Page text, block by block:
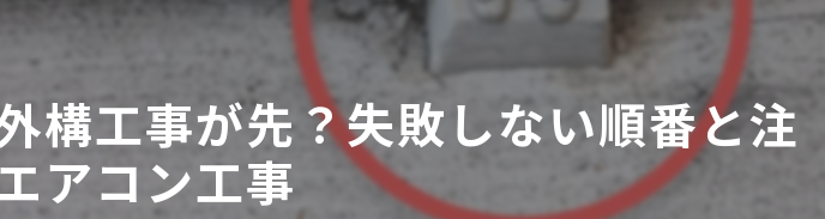
大津市のエアコン工事
草津市のエアコン工事
栗東市のエアコン工事
東近江市のエアコン工事
構工事が先？失敗しない順番と注
アコン工事